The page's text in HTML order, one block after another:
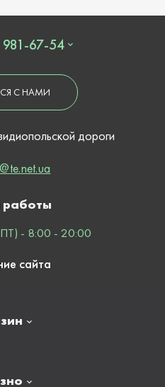
67-54
С НАМИ
дороги
работы
ПТ) - 8:00 - 20:00
сайта